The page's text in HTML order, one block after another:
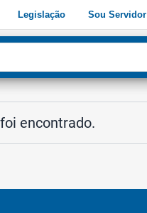
Legislação Sou Servidor
encontrado.